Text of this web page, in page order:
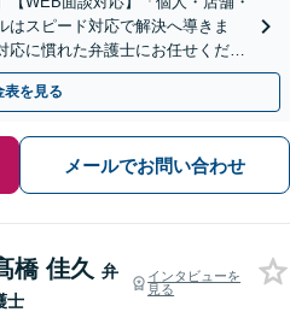
スピード対応で解決へ導きま
応に慣れた弁護士にお任せくださ
日・夜間相談可】
表を見る
メールでお問い合わせ
橋 佳久 弁
士
インタビューを
見る